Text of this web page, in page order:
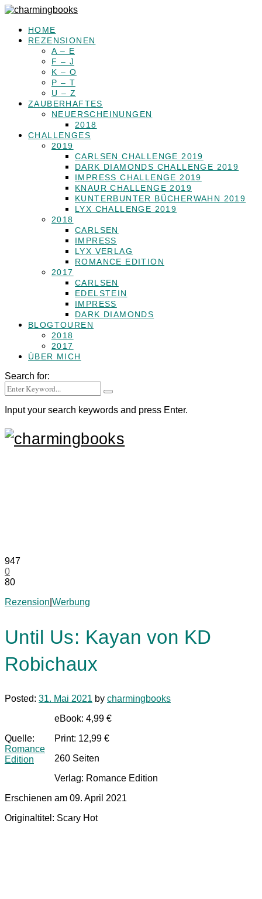
HOME
REZENSIONEN
A – E
F – J
K – O
P – T
U – Z
ZAUBERHAFTES
NEUERSCHEINUNGEN
2018
CHALLENGES
2019
CARLSEN CHALLENGE 2019
DARK DIAMONDS CHALLENGE 2019
IMPRESS CHALLENGE 2019
KNAUR CHALLENGE 2019
KUNTERBUNTER BÜCHERWAHN 2019
LYX CHALLENGE 2019
2018
CARLSEN
IMPRESS
LYX VERLAG
ROMANCE EDITION
2017
CARLSEN
EDELSTEIN
IMPRESS
DARK DIAMONDS
BLOGTOUREN
2018
2017
ÜBER MICH
Search for:
Input your search keywords and press Enter.
947
0
80
Rezension Werbung
Until Us: Kayan von KD
Robichaux
Posted: 31. Mai 2021 by charmingbooks
Quelle:
Romance
Edition
eBook: 4,99 €
Print: 12,99 €
260 Seiten
Verlag: Romance Edition
Erschienen am 09. April 2021
Originaltitel: Scary Hot